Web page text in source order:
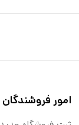
امور فروشندگان